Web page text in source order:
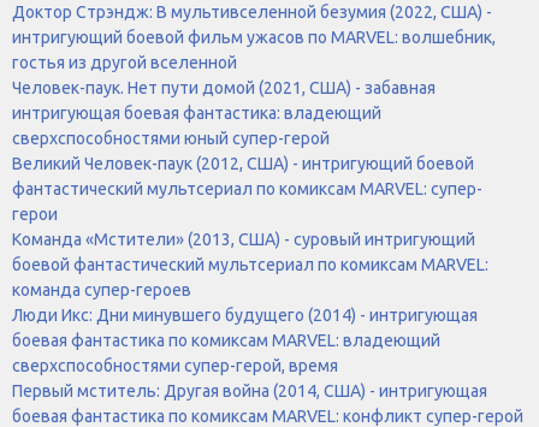
Доктор Стрэндж: В мультивселенной безумия (2022, США) -
интригующий боевой фильм ужасов по MARVEL: волшебник,
гостья из другой вселенной
Человек-паук. Нет пути домой (2021, США) - забавная
интригующая боевая фантастика: владеющий
сверхспособностями юный супер-герой
Великий Человек-паук (2012, США) - интригующий боевой
фантастический мультсериал по комиксам MARVEL: супер-
герои
Команда «Мстители» (2013, США) - суровый интригующий
боевой фантастический мультсериал по комиксам MARVEL:
команда супер-героев
Люди Икс: Дни минувшего будущего (2014) - интригующая
боевая фантастика по комиксам MARVEL: владеющий
сверхспособностями супер-герой, время
Первый мститель: Другая война (2014, США) - интригующая
боевая фантастика по комиксам MARVEL: конфликт супер-герой